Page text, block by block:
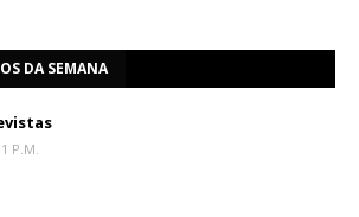
DA SEMANA
P.m.